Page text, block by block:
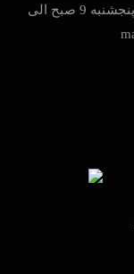
شرکت شنبه تا چهارشنبه 9 صبح الی 17 عصر پنجشنبه 9 صبح الی